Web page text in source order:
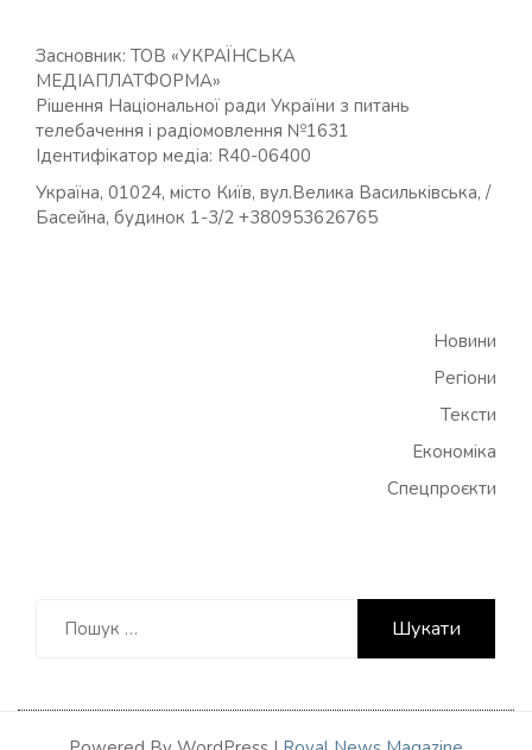
Засновник: ТОВ «УКРАЇНСЬКА
МЕДІАПЛАТФОРМА»
Рішення Національної ради України з питань
телебачення і радіомовлення №1631
Ідентифікатор медіа: R40-06400
Україна, 01024, місто Київ, вул.Велика Васильківська, /
Басейна, будинок 1-3/2 +380953626765
Новини
Регіони
Тексти
Економіка
Спецпроєкти